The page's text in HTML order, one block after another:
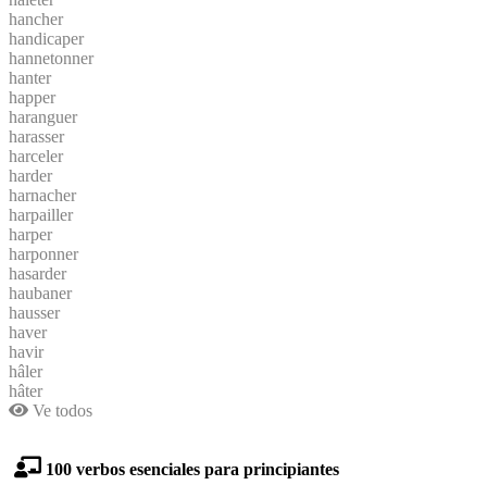
hancher
handicaper
hannetonner
hanter
happer
haranguer
harasser
harceler
harder
harnacher
harpailler
harper
harponner
hasarder
haubaner
hausser
haver
havir
hâler
hâter
Ve todos
100 verbos esenciales para principiantes